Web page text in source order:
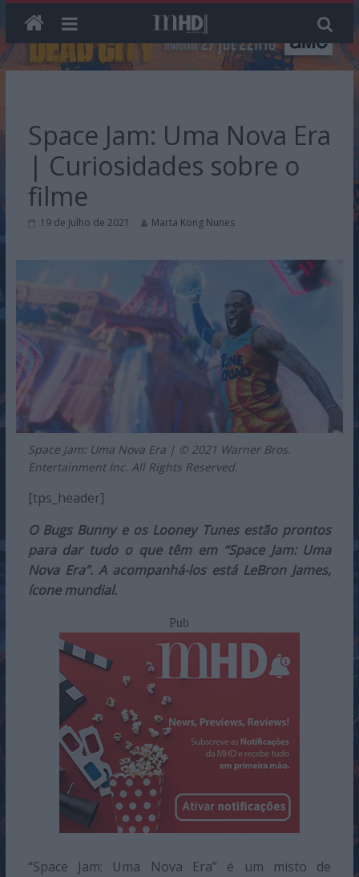
Space Jam: Uma Nova Era
| Curiosidades sobre o
filme
19 de Julho de 2021 Marta Kong Nunes
Space Jam: Uma Nova Era | © 2021 Warner Bros.
Entertainment Inc. All Rights Reserved.
[tps_header]
O Bugs Bunny e os Looney Tunes estão prontos
para dar tudo o que têm em “Space Jam: Uma
Nova Era”. A acompanhá-los está LeBron James,
ícone mundial.
Pub
“Space Jam: Uma Nova Era” é um misto de